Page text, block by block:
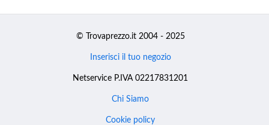
© Trovaprezzo.it 2004 - 2025
Inserisci il tuo negozio
Netservice P.IVA 02217831201
Chi Siamo
Cookie policy